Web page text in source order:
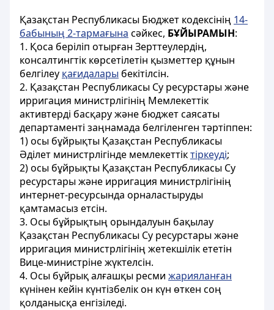
Қазақстан Республикасы Бюджет кодексінің 14-
бабының 2-тармағына сәйкес, БҰЙЫРАМЫН:
1. Қоса беріліп отырған Зерттеулердің,
консалтингтік көрсетілетін қызметтер құнын
белгілеу қағидалары бекітілсін.
2. Қазақстан Республикасы Су ресурстары және
ирригация министрлігінің Мемлекеттік
активтерді басқару және бюджет саясаты
департаменті заңнамада белгіленген тәртіппен:
1) осы бұйрықты Қазақстан Республикасы
Әділет министрлігінде мемлекеттіктіркеуді;
2) осы бұйрықты Қазақстан Республикасы Су
ресурстары және ирригация министрлігінің
интернет-ресурсында орналастыруды
қамтамасыз етсін.
3. Осы бұйрықтың орындалуын бақылау
Қазақстан Республикасы Су ресурстары және
ирригация министрлігінің жетекшілік ететін
Вице-министріне жүктелсін.
4. Осы бұйрық алғашқы ресми жарияланған
күнінен кейін күнтізбелік он күн өткен соң
қолданысқа енгізіледі.